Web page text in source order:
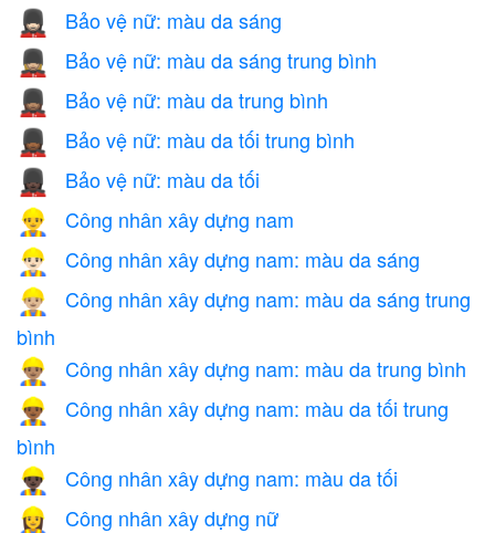
💂🏻‍♀️ Bảo vệ nữ: màu da sáng
💂🏼‍♀️ Bảo vệ nữ: màu da sáng trung bình
💂🏽‍♀️ Bảo vệ nữ: màu da trung bình
💂🏾‍♀️ Bảo vệ nữ: màu da tối trung bình
💂🏿‍♀️ Bảo vệ nữ: màu da tối
👷‍♂️ Công nhân xây dựng nam
👷🏻‍♂️ Công nhân xây dựng nam: màu da sáng
👷🏼‍♂️
Công nhân xây dựng nam: màu da sáng trung
bình
👷🏽‍♂️ Công nhân xây dựng nam: màu da trung bình
👷🏾‍♂️
Công nhân xây dựng nam: màu da tối trung
bình
👷🏿‍♂️ Công nhân xây dựng nam: màu da tối
👷‍♀️ Công nhân xây dựng nữ